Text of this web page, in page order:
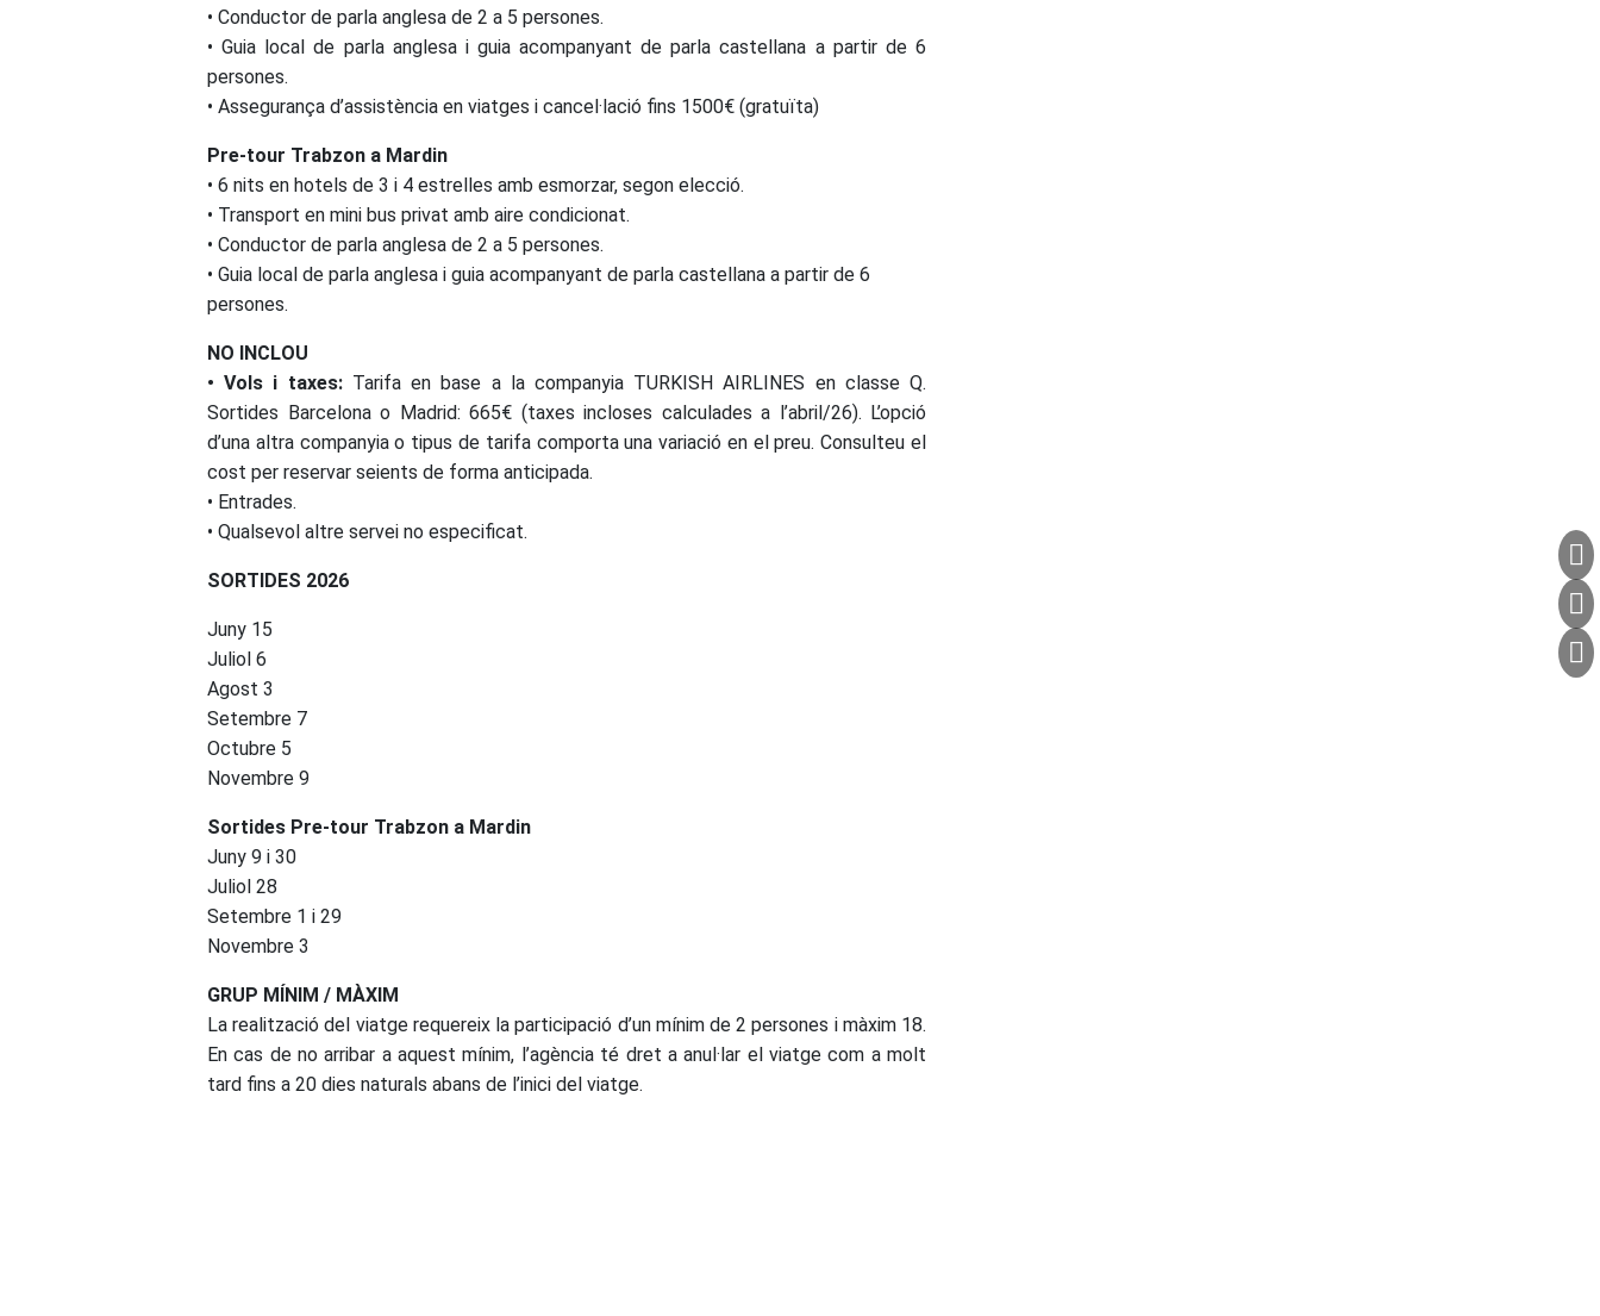
• Conductor de parla anglesa de 2 a 5 persones.
• Guia local de parla anglesa i guia acompanyant de parla castellana a partir de 6
persones.
• Assegurança d’assistència en viatges i cancel·lació fins 1500€ (gratuïta)
Pre-tour Trabzon a Mardin
• 6 nits en hotels de 3 i 4 estrelles amb esmorzar, segon elecció.
• Transport en mini bus privat amb aire condicionat.
• Conductor de parla anglesa de 2 a 5 persones.
• Guia local de parla anglesa i guia acompanyant de parla castellana a partir de 6
persones.
NO INCLOU
• Vols i taxes:Tarifa en base a la companyia TURKISH AIRLINES en classe Q.
Sortides Barcelona o Madrid: 665€ (taxes incloses calculades a l’abril/26). L’opció
d’una altra companyia o tipus de tarifa comporta una variació en el preu. Consulteu el
cost per reservar seients de forma anticipada.
• Entrades.
• Qualsevol altre servei no especificat.
SORTIDES 2026
Juny 15
Juliol 6
Agost 3
Setembre 7
Octubre 5
Novembre 9
Sortides Pre-tour Trabzon a Mardin
Juny 9 i 30
Juliol 28
Setembre 1 i 29
Novembre 3
GRUP MÍNIM / MÀXIM
La realització del viatge requereix la participació d’un mínim de 2 persones i màxim 18.
En cas de no arribar a aquest mínim, l’agència té dret a anul·lar el viatge com a molt
tard fins a 20 dies naturals abans de l’inici del viatge.